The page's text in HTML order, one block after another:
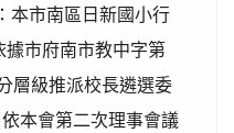
本市南區日新國小行
市府南市教中字第
層級推派校長遴選委
本會第二次理事會議